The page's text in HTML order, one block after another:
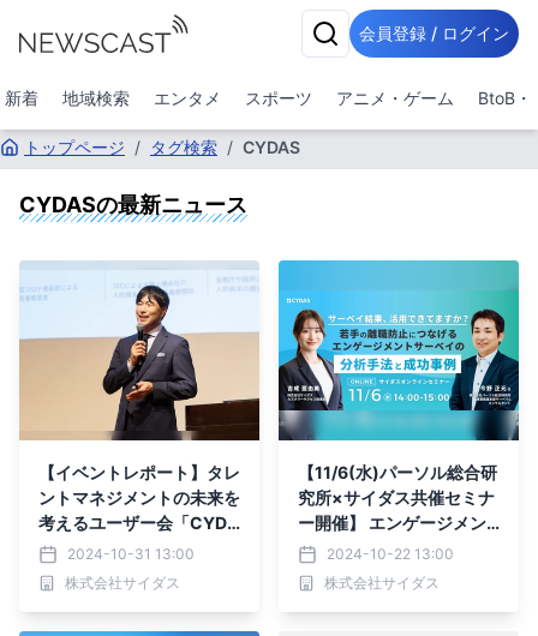
会員登録 / ログイン
新着 地域検索 エンタメ スポーツ アニメ・ゲーム BtoB・
トップページ / タグ検索 / CYDAS
CYDASの最新ニュース
【イベントレポート】タレ
ントマネジメントの未来を
考えるユーザー会「CYDA
S PARTY 2024」を開催
好評につきアーカイブ配信
を開始
2024-10-31 13:00
株式会社サイダス
【11/6(水)パーソル総合研
究所×サイダス共催セミナ
ー開催】 エンゲージメン
トサーベイの結果を活用し
て若手の離職防止につなげ
る方法とは？
2024-10-22 13:00
株式会社サイダス